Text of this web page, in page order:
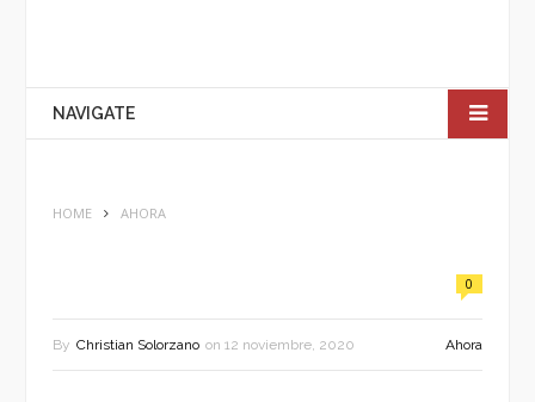
NAVIGATE
HOME AHORA
0
By Christian Solorzano on 12 noviembre, 2020 Ahora